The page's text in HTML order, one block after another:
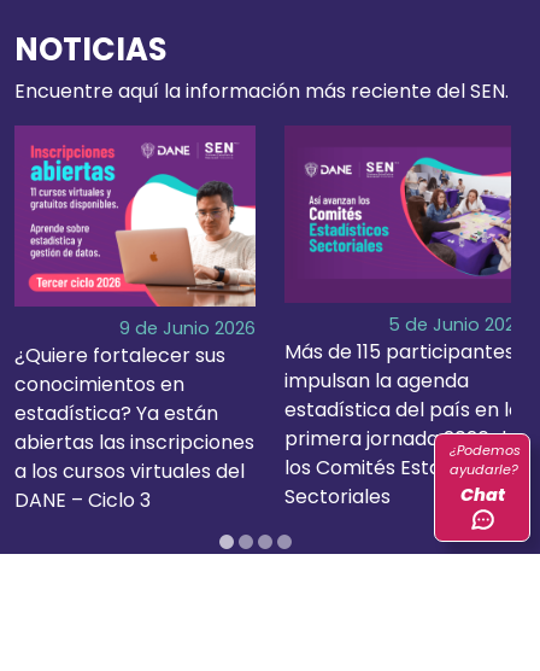
NOTICIAS
Encuentre aquí la información más reciente del SEN.
9 de Junio 2026
¿Quiere fortalecer sus
conocimientos en
estadística? Ya están
abiertas las inscripciones
a los cursos virtuales del
DANE – Ciclo 3
5 de Junio 2026
Más de 115 participantes
impulsan la agenda
estadística del país en la
primera jornada 2026 de
los Comités Estadísticos
Sectoriales
¿Podemos
ayudarle?
Chat